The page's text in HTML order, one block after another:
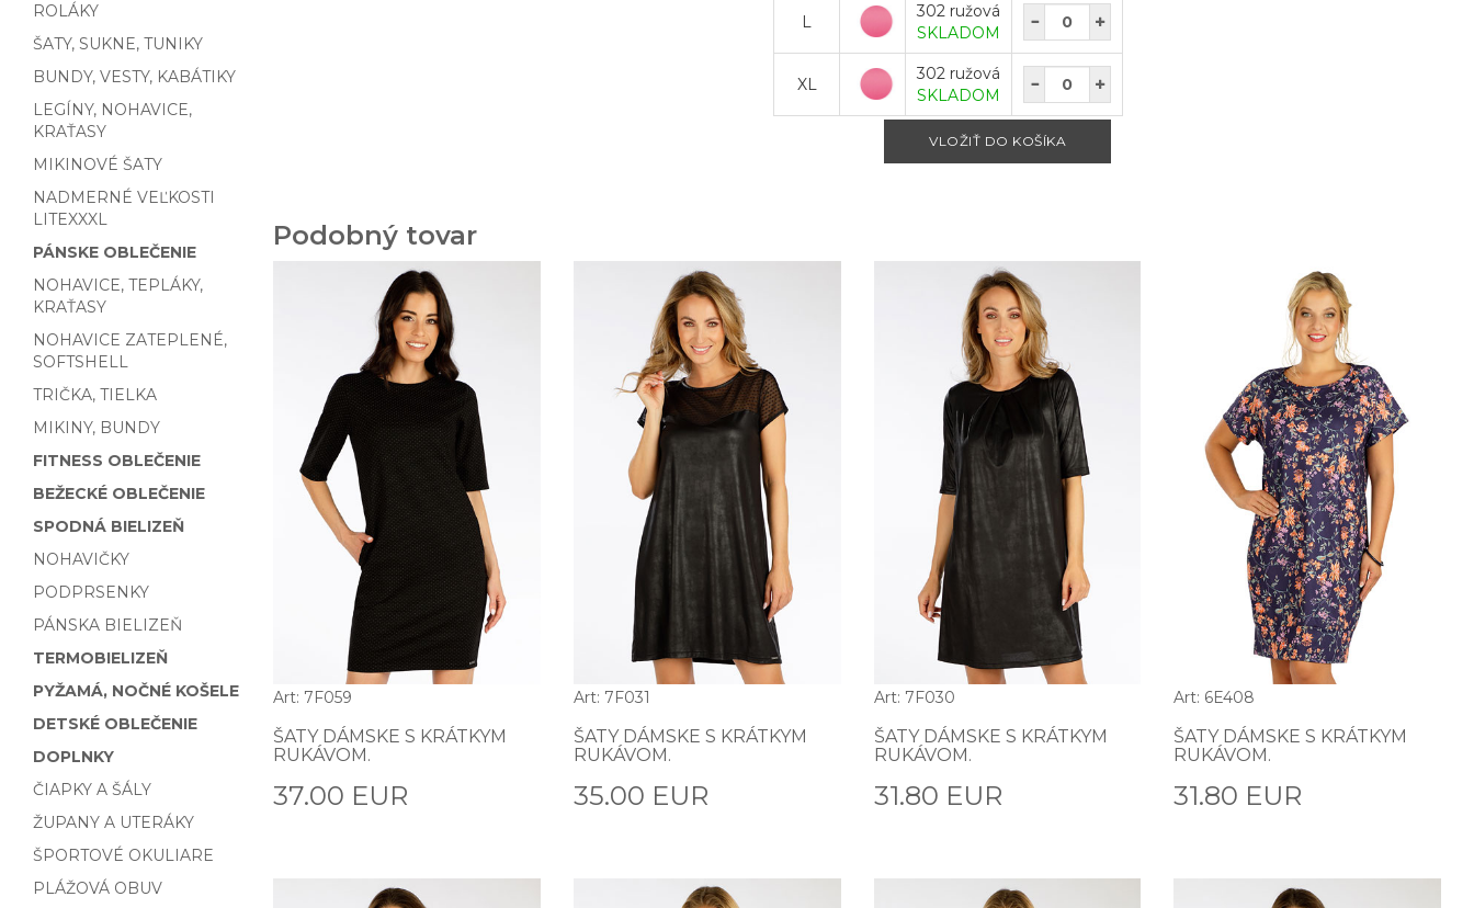
ROLÁKY
ŠATY, SUKNE, TUNIKY
BUNDY, VESTY, KABÁTIKY
LEGÍNY, NOHAVICE,
KRAŤASY
MIKINOVÉ ŠATY
NADMERNÉ VEĽKOSTI
LITEXXXL
PÁNSKE OBLEČENIE
NOHAVICE, TEPLÁKY,
KRAŤASY
NOHAVICE ZATEPLENÉ,
SOFTSHELL
TRIČKA, TIELKA
MIKINY, BUNDY
FITNESS OBLEČENIE
BEŽECKÉ OBLEČENIE
SPODNÁ BIELIZEŇ
NOHAVIČKY
PODPRSENKY
PÁNSKA BIELIZEŇ
TERMOBIELIZEŇ
PYŽAMÁ, NOČNÉ KOŠELE
DETSKÉ OBLEČENIE
DOPLNKY
ČIAPKY A ŠÁLY
ŽUPANY A UTERÁKY
ŠPORTOVÉ OKULIARE
PLÁŽOVÁ OBUV
L
302 ružová
SKLADOM
XL
302 ružová
SKLADOM
Podobný tovar
Art: 7F059
ŠATY DÁMSKE S KRÁTKYM
RUKÁVOM.
37.00 EUR
Art: 7F031
ŠATY DÁMSKE S KRÁTKYM
RUKÁVOM.
35.00 EUR
Art: 7F030
ŠATY DÁMSKE S KRÁTKYM
RUKÁVOM.
31.80 EUR
Art: 6E408
ŠATY DÁMSKE S KRÁTKYM
RUKÁVOM.
31.80 EUR